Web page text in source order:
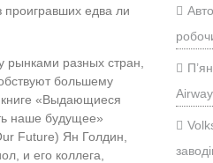
проигравших едва ли
рынками разных стран,
большему
книге «Выдающиеся
наше будущее»
Future) Ян Голдин,
и его коллега,